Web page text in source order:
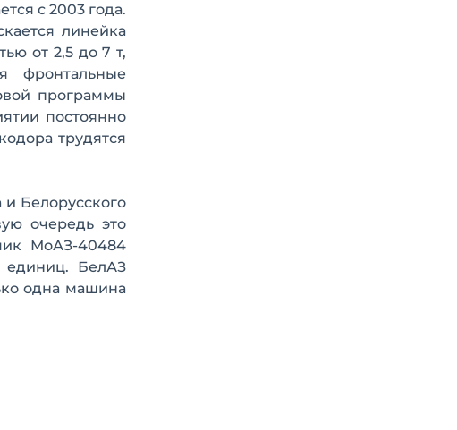
с 2003 года.
линейка
от 2,5 до 7 т,
фронтальные
программы
постоянно
трудятся
Белорусского
очередь это
МоАЗ-40484
единиц. БелАЗ
одна машина